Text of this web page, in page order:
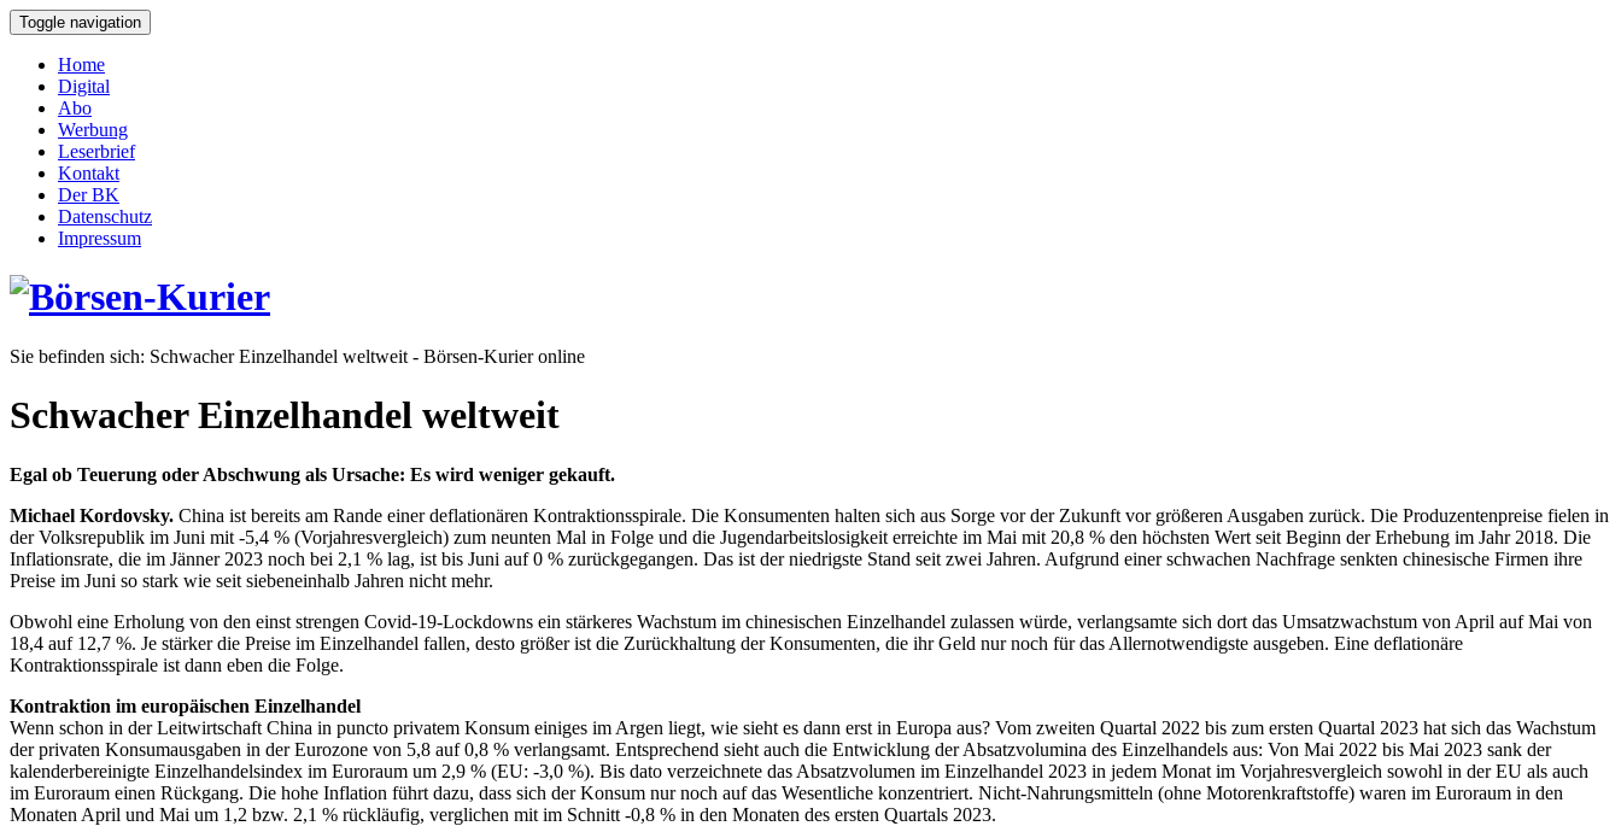
Toggle navigation
Home
Digital
Abo
Werbung
Leserbrief
Kontakt
Der BK
Datenschutz
Impressum
Sie befinden sich: Schwacher Einzelhandel weltweit - Börsen-Kurier online
Schwacher Einzelhandel weltweit
Egal ob Teuerung oder Abschwung als Ursache: Es wird weniger gekauft.
Michael Kordovsky. China ist bereits am Rande einer deflationären Kontraktionsspirale. Die Konsumenten halten sich aus Sorge vor der Zukunft vor größeren Ausgaben zurück. Die Produzentenpreise fielen in
der Volksrepublik im Juni mit -5,4 % (Vorjahresvergleich) zum neunten Mal in Folge und die Jugendarbeitslosigkeit erreichte im Mai mit 20,8 % den höchsten Wert seit Beginn der Erhebung im Jahr 2018. Die
Inflationsrate, die im Jänner 2023 noch bei 2,1 % lag, ist bis Juni auf 0 % zurückgegangen. Das ist der niedrigste Stand seit zwei Jahren. Aufgrund einer schwachen Nachfrage senkten chinesische Firmen ihre
Preise im Juni so stark wie seit siebeneinhalb Jahren nicht mehr.
Obwohl eine Erholung von den einst strengen Covid-19-Lockdowns ein stärkeres Wachstum im chinesischen Einzelhandel zulassen würde, verlangsamte sich dort das Umsatzwachstum von April auf Mai von
18,4 auf 12,7 %. Je stärker die Preise im Einzelhandel fallen, desto größer ist die Zurückhaltung der Konsumenten, die ihr Geld nur noch für das Allernotwendigste ausgeben. Eine deflationäre
Kontraktionsspirale ist dann eben die Folge.
Kontraktion im europäischen Einzelhandel
Wenn schon in der Leitwirtschaft China in puncto privatem Konsum einiges im Argen liegt, wie sieht es dann erst in Europa aus? Vom zweiten Quartal 2022 bis zum ersten Quartal 2023 hat sich das Wachstum
der privaten Konsumausgaben in der Eurozone von 5,8 auf 0,8 % verlangsamt. Entsprechend sieht auch die Entwicklung der Absatzvolumina des Einzelhandels aus: Von Mai 2022 bis Mai 2023 sank der
kalenderbereinigte Einzelhandelsindex im Euroraum um 2,9 % (EU: -3,0 %). Bis dato verzeichnete das Absatzvolumen im Einzelhandel 2023 in jedem Monat im Vorjahresvergleich sowohl in der EU als auch
im Euroraum einen Rückgang. Die hohe Inflation führt dazu, dass sich der Konsum nur noch auf das Wesentliche konzentriert. Nicht-Nahrungsmitteln (ohne Motorenkraftstoffe) waren im Euroraum in den
Monaten April und Mai um 1,2 bzw. 2,1 % rückläufig, verglichen mit im Schnitt -0,8 % in den Monaten des ersten Quartals 2023.